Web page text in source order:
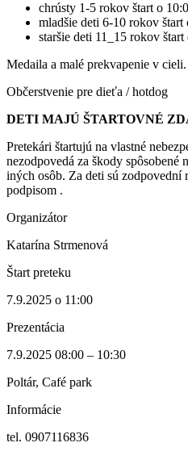
chrústy 1-5 rokov štart o
mladšie deti 6-10 rokov
staršie deti 11_15 rokov
Medaila a malé prekvapenie v cieli.
Občerstvenie pre dieťa / hotdog
DETI MAJÚ ŠTARTOVNÉ
Pretekári štartujú na vlastné
nezodpovedá za škody spôsobené
iných osôb. Za deti sú
podpisom .
Organizátor
Katarína Strmenová
Štart preteku
7.9.2025 o 11:00
Prezentácia
7.9.2025 08:00 – 10:30
Poltár, Café park
Informácie
tel. 0907116836